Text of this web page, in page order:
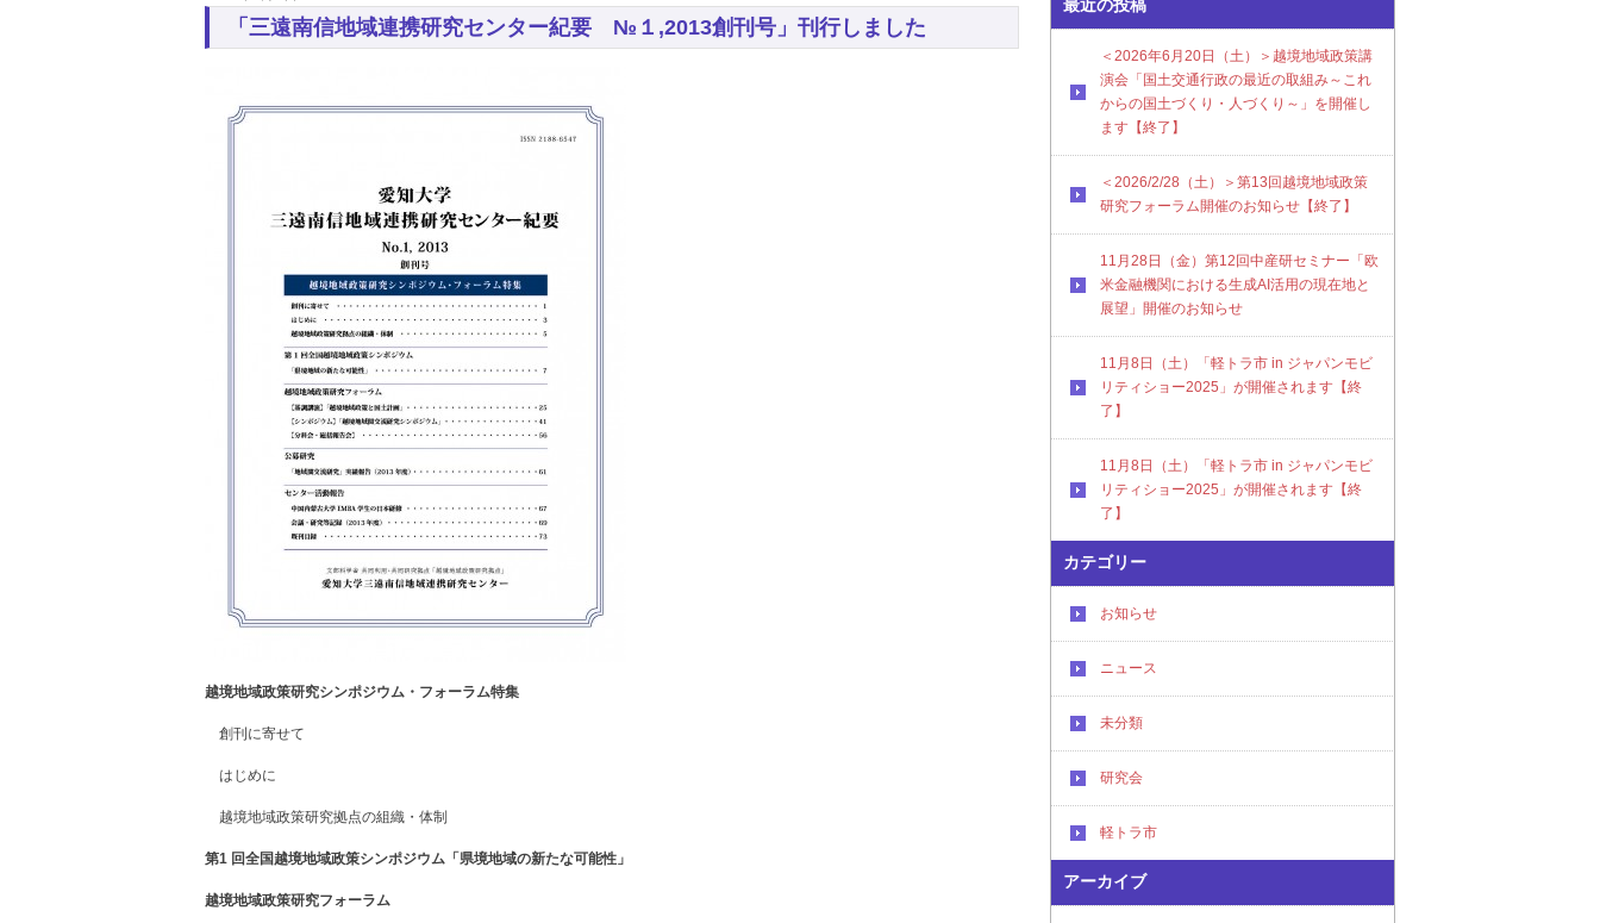
「三遠南信地域連携研究センター紀要 №１,2013創刊号」刊行しました
越境地域政策研究シンポジウム・フォーラム特集
創刊に寄せて
はじめに
越境地域政策研究拠点の組織・体制
第1 回全国越境地域政策シンポジウム 「県境地域の新たな可能性」
越境地域政策研究フォーラム
最近の投稿
＜2026年6月20日（土）＞越境地域政策講
演会「国土交通行政の最近の取組み～これ
からの国土づくり・人づくり～」を開催し
ます【終了】
＜2026/2/28（土）＞第13回越境地域政策
研究フォーラム開催のお知らせ【終了】
11月28日（金）第12回中産研セミナー「欧
米金融機関における生成AI活用の現在地と
展望」開催のお知らせ
11月8日（土）「軽トラ市 in ジャパンモビ
リティショー2025」が開催されます【終
了】
11月8日（土）「軽トラ市 in ジャパンモビ
リティショー2025」が開催されます【終
了】
カテゴリー
お知らせ
ニュース
未分類
研究会
軽トラ市
アーカイブ